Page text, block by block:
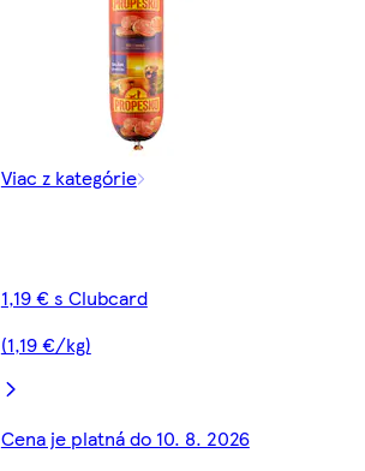
Viac z kategórie
1,19 € s Clubcard
(1,19 €/kg)
Cena je platná do 10. 8. 2026